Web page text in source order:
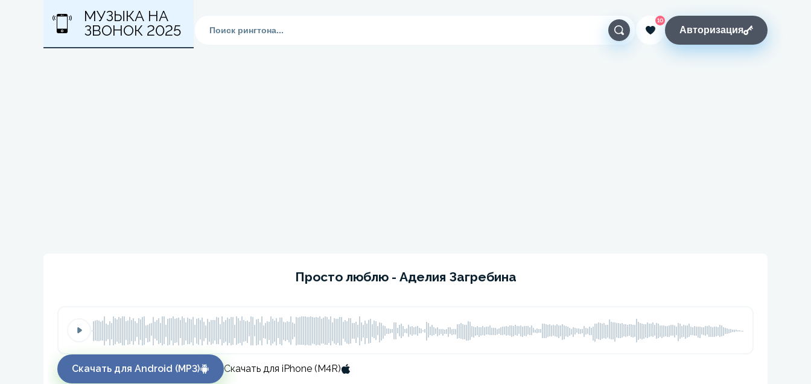
МУЗЫКА НА
ЗВОНОК 2025
10
Авторизация
Просто люблю - Аделия Загребина
Скачать для Android (MP3) Скачать для iPhone (M4R)